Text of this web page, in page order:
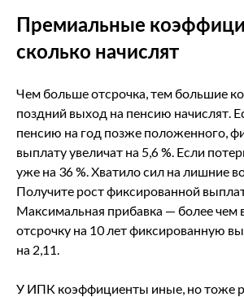
Премиальные
сколько начислят
Чем больше отсрочка, тем большие
поздний выход на пенсию начислят.
пенсию на год позже положенного,
выплату увеличат на 5,6 %. Если
уже на 36 %. Хватило сил на лишние
Получите рост фиксированной
Максимальная прибавка — более чем в
отсрочку на 10 лет фиксированную
на 2,11.
У ИПК коэффициенты иные, но тоже